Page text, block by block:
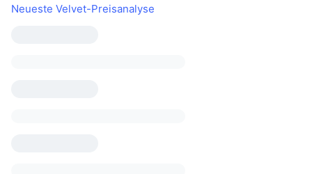
Neueste Velvet-Preisanalyse